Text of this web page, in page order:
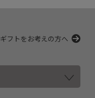
ギフトをお考えの方へ